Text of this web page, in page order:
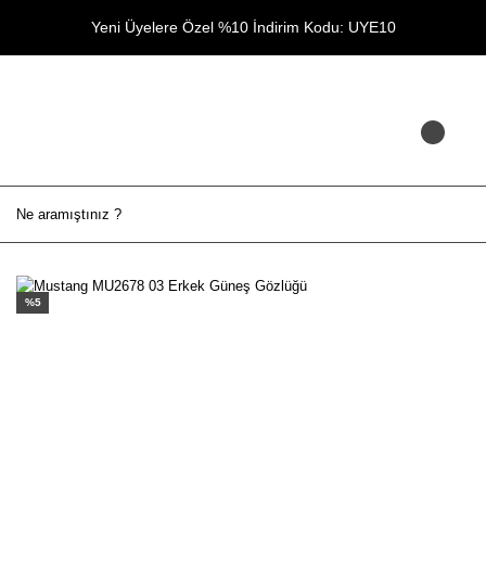
Yeni Üyelere Özel %10 İndirim Kodu: UYE10
%5